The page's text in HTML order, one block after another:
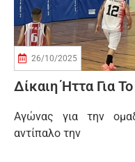
26/10/2025
Δίκαιη Ήττα Για
Αγώνας για την
αντίπαλο την